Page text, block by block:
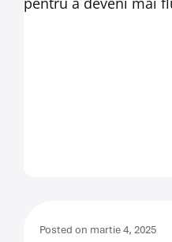
Posted on martie 4, 2025